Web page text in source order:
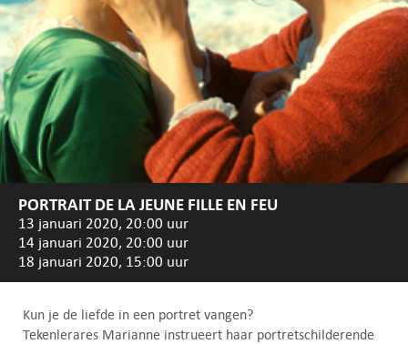
PORTRAIT DE LA JEUNE FILLE EN FEU
13 januari 2020, 20:00 uur
14 januari 2020, 20:00 uur
18 januari 2020, 15:00 uur
Kun je de liefde in een portret vangen?
Tekenlerares Marianne instrueert haar portretschilderende